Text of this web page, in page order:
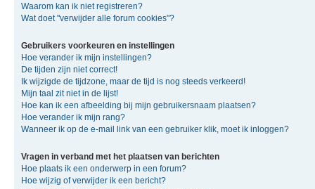
Waarom kan ik niet registreren?
Wat doet "verwijder alle forum cookies"?
Gebruikers voorkeuren en instellingen
Hoe verander ik mijn instellingen?
De tijden zijn niet correct!
Ik wijzigde de tijdzone, maar de tijd is nog steeds verkeerd!
Mijn taal zit niet in de lijst!
Hoe kan ik een afbeelding bij mijn gebruikersnaam plaatsen?
Hoe verander ik mijn rang?
Wanneer ik op de e-mail link van een gebruiker klik, moet ik inloggen?
Vragen in verband met het plaatsen van berichten
Hoe plaats ik een onderwerp in een forum?
Hoe wijzig of verwijder ik een bericht?